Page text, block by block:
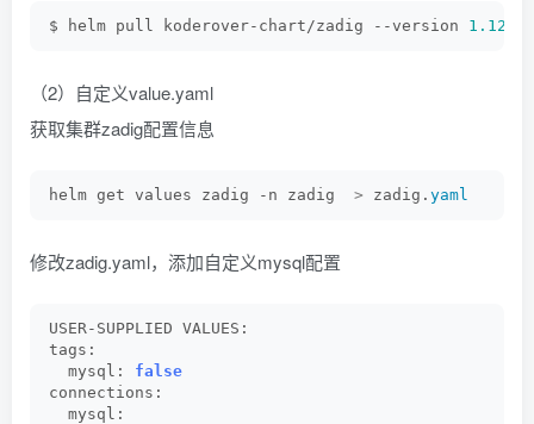
$ helm pull koderover-chart/zadig --version 1.12
（2）自定义value.yaml
获取集群zadig配置信息
helm get values zadig -n zadig > zadig. yaml
修改zadig.yaml，添加自定义mysql配置
USER-SUPPLIED VALUES:
tags:
  mysql:
false
connections:
  mysql: